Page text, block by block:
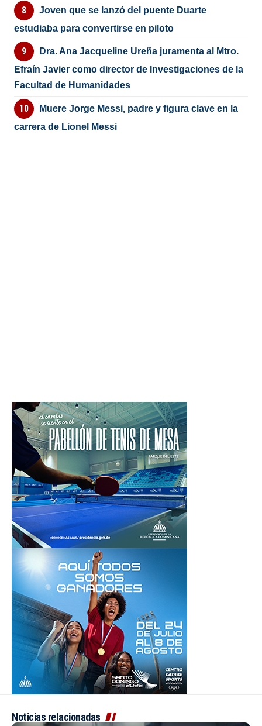
Joven que se lanzó del puente Duarte
estudiaba para convertirse en piloto
Dra. Ana Jacqueline Ureña juramenta al Mtro.
Efraín Javier como director de Investigaciones de la
Facultad de Humanidades
Muere Jorge Messi, padre y figura clave en la
carrera de Lionel Messi
Noticias relacionadas